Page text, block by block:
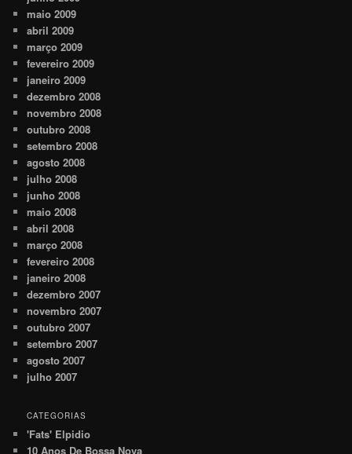
maio 2009
abril 2009
março 2009
fevereiro 2009
janeiro 2009
dezembro 2008
novembro 2008
outubro 2008
setembro 2008
agosto 2008
julho 2008
junho 2008
maio 2008
abril 2008
março 2008
fevereiro 2008
janeiro 2008
dezembro 2007
novembro 2007
outubro 2007
setembro 2007
agosto 2007
julho 2007
CATEGORIAS
'Fats' Elpidio
10 Anos De Bossa Nova